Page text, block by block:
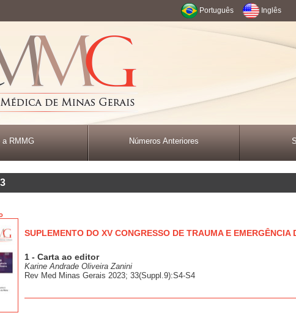
Português Inglês
a RMMG Números Anteriores
SUPLEMENTO DO XV CONGRESSO DE TRAUMA E EMERGÊNCIA
1 - Carta ao editor
Karine Andrade Oliveira Zanini
Rev Med Minas Gerais 2023; 33(Suppl.9):S4-S4